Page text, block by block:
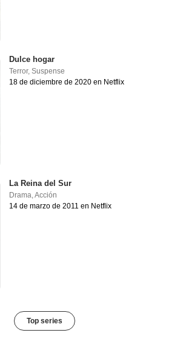
Dulce hogar
Terror,Suspense
18 de diciembre de 2020 en Netflix
La Reina del Sur
Drama ,Acción
14 de marzo de 2011 en Netflix
Top series